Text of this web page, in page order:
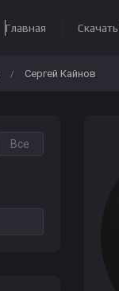
Главная
/ Сергей Кайнов
Все